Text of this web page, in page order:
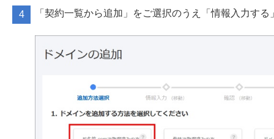
「契約一覧から追加」をご選択のうえ「情報入力す